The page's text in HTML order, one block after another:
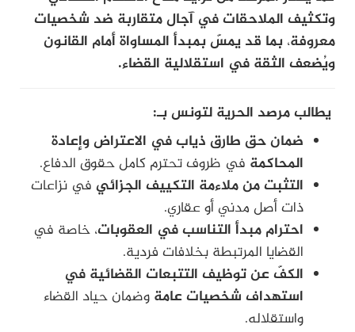
وتكثيف الملاحقات في آجال متقاربة ضد شخصيات
معروفة، بما قد يمسّ بمبدأ المساواة أمام القانون
ويُضعف الثقة في استقلالية القضاء.
يطالب مرصد الحرية لتونس بـ:
ضمان حق طارق ذياب في الاعتراض وإعادة
المحاكمة في ظروف تحترم كامل حقوق الدفاع.
التثبت من ملاءمة التكييف الجزائي في نزاعات
ذات أصل مدني أو عقاري.
احترام مبدأ التناسب في العقوبات، خاصة في
القضايا المرتبطة بخلافات فردية.
الكفّ عن توظيف التتبعات القضائية في
استهداف شخصيات عامة وضمان حياد القضاء
واستقلاله.